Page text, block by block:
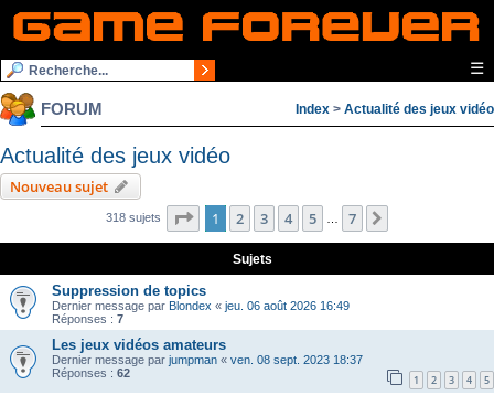
☰
FORUM Index > Actualité des jeux vidéo
Actualité des jeux vidéo
Nouveau sujet
318 sujets Page 1sur7
1 2 3 4 5 … 7
Sujets
Suppression de topics
Dernier message par Blondex « jeu. 06 août 2026 16:49
Réponses : 7
Les jeux vidéos amateurs
Dernier message par jumpman « ven. 08 sept. 2023 18:37
Réponses : 62 1 2 3 4 5